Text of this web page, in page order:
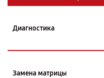
Диагностика
Замена матрицы